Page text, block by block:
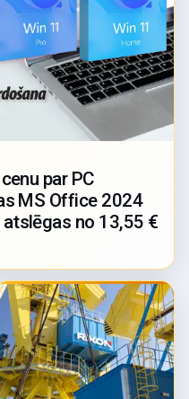
par PC
MS Office 2024
no 13,55 €